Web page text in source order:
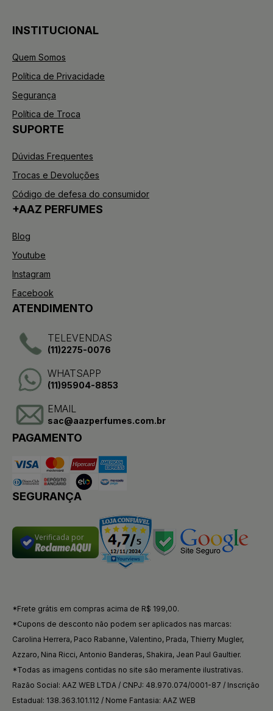
INSTITUCIONAL
Quem Somos
Política de Privacidade
Segurança
Política de Troca
SUPORTE
Dúvidas Frequentes
Trocas e Devoluções
Código de defesa do consumidor
+AAZ PERFUMES
Blog
Youtube
Instagram
Facebook
ATENDIMENTO
TELEVENDAS
(11)2275-0076
WHATSAPP
(11)95904-8853
EMAIL
sac@aazperfumes.com.br
PAGAMENTO
SEGURANÇA
Verificada por
*Frete grátis em compras acima de R$ 199,00.
*Cupons de desconto não podem ser aplicados nas marcas:
Carolina Herrera, Paco Rabanne, Valentino, Prada, Thierry Mugler,
Azzaro, Nina Ricci, Antonio Banderas, Shakira, Jean Paul Gaultier.
*Todas as imagens contidas no site são meramente ilustrativas.
Razão Social: AAZ WEB LTDA / CNPJ: 48.970.074/0001-87 / Inscrição
Estadual: 138.363.101.112 / Nome Fantasia: AAZ WEB